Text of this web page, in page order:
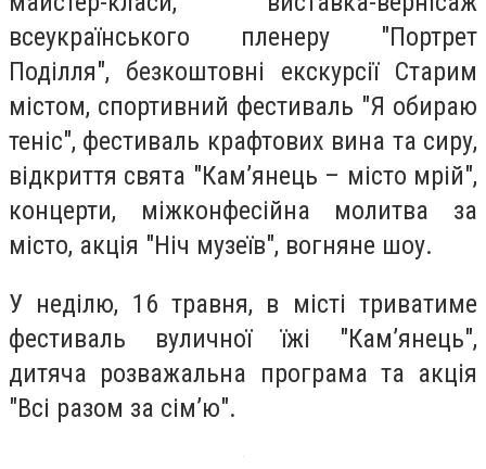
всеукраїнського пленеру "Портрет
Поділля", безкоштовні екскурсії Старим
містом, спортивний фестиваль "Я обираю
теніс", фестиваль крафтових вина та сиру,
відкриття свята "Кам’янець – місто мрій",
концерти, міжконфесійна молитва за
місто, акція "Ніч музеїв", вогняне шоу.
У неділю, 16 травня, в місті триватиме
фестиваль вуличної їжі "Кам’янець",
дитяча розважальна програма та акція
"Всі разом за сім’ю".